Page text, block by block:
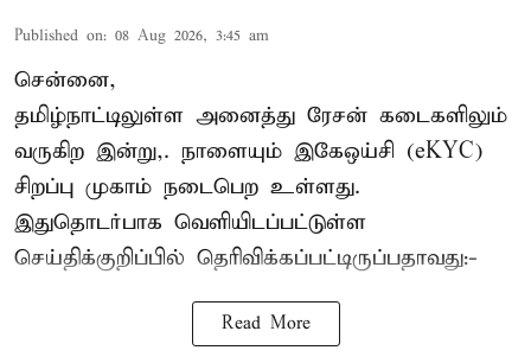
Published on: 08 Aug 2026, 3:45 am
சென்னை,
தமிழ்நாட்டிலுள்ள அனைத்து ரேசன் கடைகளிலும்
வருகிற இன்று,. நாளையும் இகேஒய்சி (eKYC)
சிறப்பு முகாம் நடைபெற உள்ளது.
இதுதொடர்பாக வெளியிடப்பட்டுள்ள
செய்திக்குறிப்பில் தெரிவிக்கப்பட்டிருப்பதாவது:-
Read More